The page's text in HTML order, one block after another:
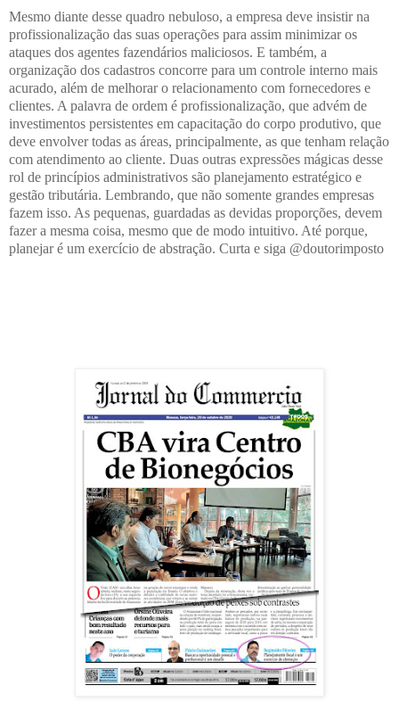
Mesmo diante desse quadro nebuloso, a empresa deve insistir na
profissionalização das suas operações para assim minimizar os
ataques dos agentes fazendários maliciosos. E também, a
organização dos cadastros concorre para um controle interno mais
acurado, além de melhorar o relacionamento com fornecedores e
clientes. A palavra de ordem é profissionalização, que advém de
investimentos persistentes em capacitação do corpo produtivo, que
deve envolver todas as áreas, principalmente, as que tenham relação
com atendimento ao cliente. Duas outras expressões mágicas desse
rol de princípios administrativos são planejamento estratégico e
gestão tributária. Lembrando, que não somente grandes empresas
fazem isso. As pequenas, guardadas as devidas proporções, devem
fazer a mesma coisa, mesmo que de modo intuitivo. Até porque,
planejar é um exercício de abstração. Curta e siga @doutorimposto